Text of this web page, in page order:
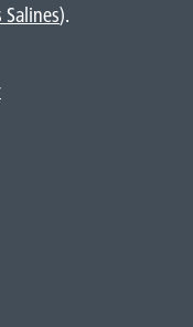
Salines).